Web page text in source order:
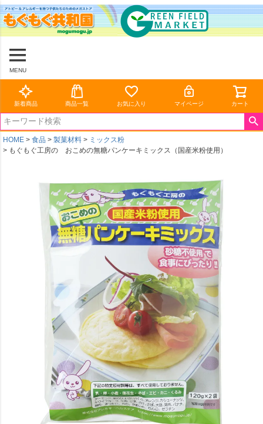
MENU
新着商品 商品一覧 お気に入り マイページ カート
HOME 食品 製菓材料
ミックス粉
もぐもぐ工房の おこめの無糖パンケーキミックス（国産米粉使用）